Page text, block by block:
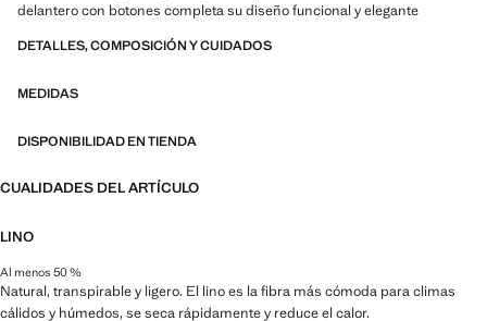
delantero con botones completa su diseño funcional y elegante
DETALLES, COMPOSICIÓN Y CUIDADOS
MEDIDAS
DISPONIBILIDAD EN TIENDA
CUALIDADES DEL ARTÍCULO
LINO
Al menos 50 %
Natural, transpirable y ligero. El lino es la fibra más cómoda para climas
cálidos y húmedos, se seca rápidamente y reduce el calor.